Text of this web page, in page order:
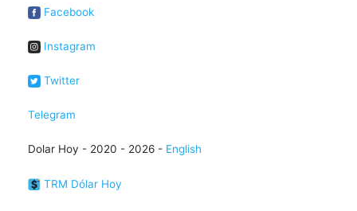
Facebook
Instagram
Twitter
Telegram
Dolar Hoy - 2020 - 2026 - English
TRM Dólar Hoy